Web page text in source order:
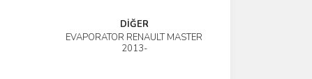
DİĞER
EVAPORATÖR RENAULT MASTER
2013-
İncele